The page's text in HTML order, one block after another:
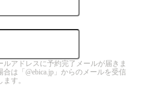
アドレスに予約完了メールが届きま
は「@ebica.jp」からのメールを受信
す。